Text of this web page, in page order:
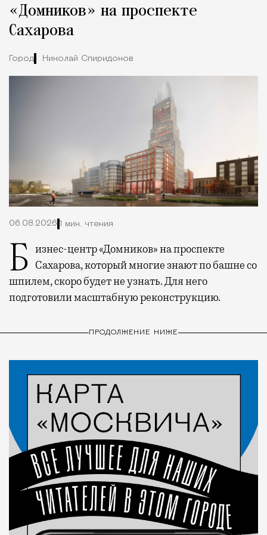
«Домников» на проспекте
Сахарова
Город Николай Спиридонов
06.08.2026 1 мин. чтения
Бизнес-центр «Домников» на проспекте Сахарова, который многие знают по башне со
шпилем, скоро будет не узнать. Для него
подготовили масштабную реконструкцию.
ПРОДОЛЖЕНИЕ НИЖЕ